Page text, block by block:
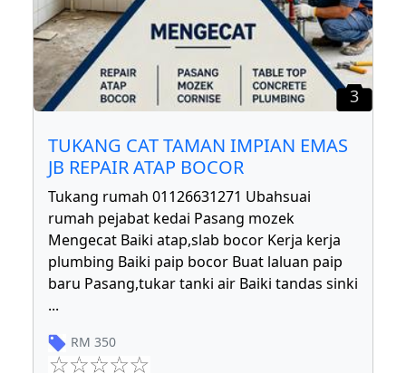
3
TUKANG CAT TAMAN IMPIAN EMAS
JB REPAIR ATAP BOCOR
Tukang rumah 01126631271 Ubahsuai
rumah pejabat kedai Pasang mozek
Mengecat Baiki atap,slab bocor Kerja kerja
plumbing Baiki paip bocor Buat laluan paip
baru Pasang,tukar tanki air Baiki tandas sinki
...
RM 350